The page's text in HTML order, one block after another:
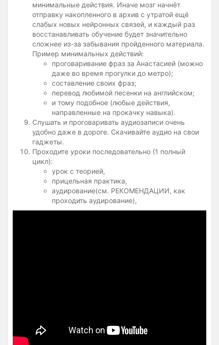
минимальные действия. Иначе мозг начнёт
отправку накопленного в архив с утратой ещё
слабых новых нейронных связей, и каждый раз
восстанавливать обучение будет значительно
сложнее из-за забывания пройденного материала.
Пример минимальных действий:
проговаривание фраз за Анастасией (можно
даже во время прогулки до метро);
составление своих фраз;
перевод любимой песенки на английском;
и тому подобное (любые действия,
направленные на прокачку навыка).
Слушать и проговаривать аудиозаписи очень
удобно даже в дороге. Скачивайте аудио на свои
гаджеты.
Проходите уроки последовательно (1 полный
цикл):
урок с теорией,
прицельная практика,
аудирование(см. РЕКОМЕНДАЦИИ, как
проходить аудирование),